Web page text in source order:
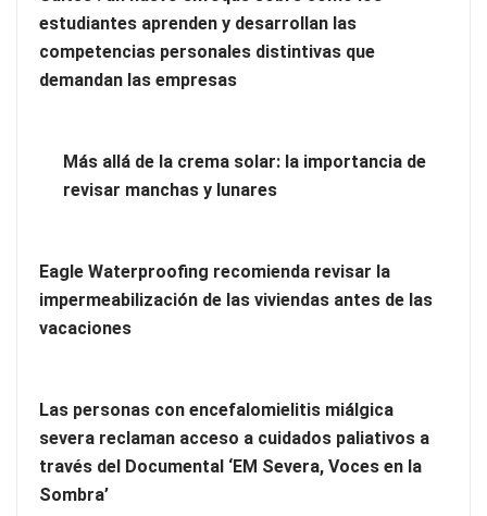
Harvard Business Impact presenta ‘Essential Skill Suites’: un
nuevo enfoque sobre cómo los estudiantes aprenden y
Más allá de la crema solar: la importancia de revisar manchas
y lunares
estudiantes aprenden y desarrollan las
competencias personales distintivas que
demandan las empresas
Más allá de la crema solar: la importancia de
revisar manchas y lunares
Eagle Waterproofing recomienda revisar la
impermeabilización de las viviendas antes de las
vacaciones
Las personas con encefalomielitis miálgica
severa reclaman acceso a cuidados paliativos a
través del Documental ‘EM Severa, Voces en la
Sombra’